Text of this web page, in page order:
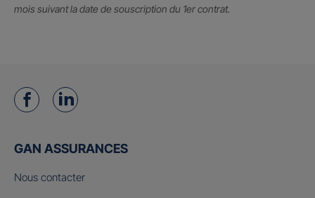
mois suivant la date de souscription du 1er contrat.
GAN ASSURANCES
Nous contacter